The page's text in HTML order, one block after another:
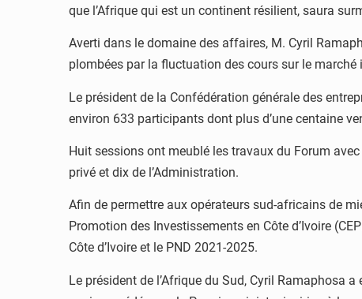
que l’Afrique qui est un continent résilient, saura
Averti dans le domaine des affaires, M. Cyril
plombées par la fluctuation des cours sur le marché
Le président de la Confédération générale des
environ 633 participants dont plus d’une centaine
Huit sessions ont meublé les travaux du Forum
privé et dix de l’Administration.
Afin de permettre aux opérateurs sud-africains de
Promotion des Investissements en Côte d’Ivoire
Côte d’Ivoire et le PND 2021-2025.
Le président de l’Afrique du Sud, Cyril Ramaphosa